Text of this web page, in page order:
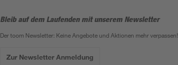
Bleib auf dem Laufenden mit unserem Newsletter
Der toom Newsletter: Keine Angebote und Aktionen mehr verpassen!
Zur Newsletter Anmeldung